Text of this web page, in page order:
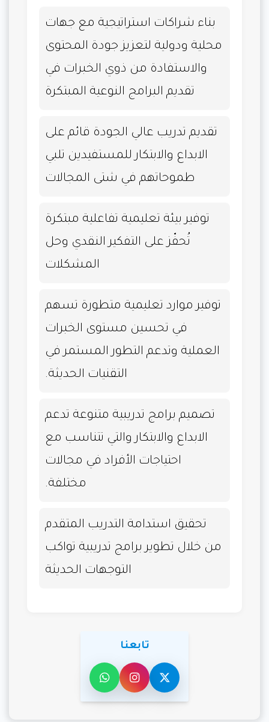
بناء شراكات استراتيجية مع جهات
محلية ودولية لتعزيز جودة المحتوى
والاستفادة من ذوي الخبرات في
تقديم البرامج النوعية المبتكرة
تقديم تدريب عالي الجودة قائم على
الابداع والابتكار للمستفيدين تلبي
طموحاتهم في شتى المجالات
توفير بيئة تعليمية تفاعلية مبتكرة
تُحفّز على التفكير النقدي وحل
المشكلات
توفير موارد تعليمية متطورة تسهم
في تحسين مستوى الخبرات
العملية وتدعم التطور المستمر في
التقنيات الحديثة.
تصميم برامج تدريبية متنوعة تدعم
الابداع والابتكار والتي تتناسب مع
احتياجات الأفراد في مجالات
مختلفة.
تحقيق استدامة التدريب المتقدم
من خلال تطوير برامج تدريبية تواكب
التوجهات الحديثة
تابعنا